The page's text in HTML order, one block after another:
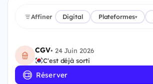
Affiner Digital Plateformes▾
CGV• 24 Juin 2026
C'est déjà sorti
Réserver